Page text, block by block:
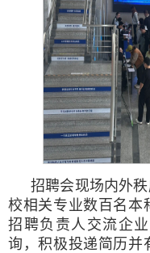
招聘会现场内外
校相关专业数百名本
招聘负责人交流企
询，积极投递简历并